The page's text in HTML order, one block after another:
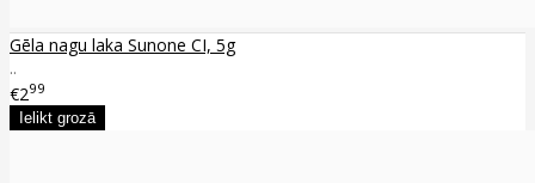
Gēla nagu laka Sunone CI, 5g
..
€299